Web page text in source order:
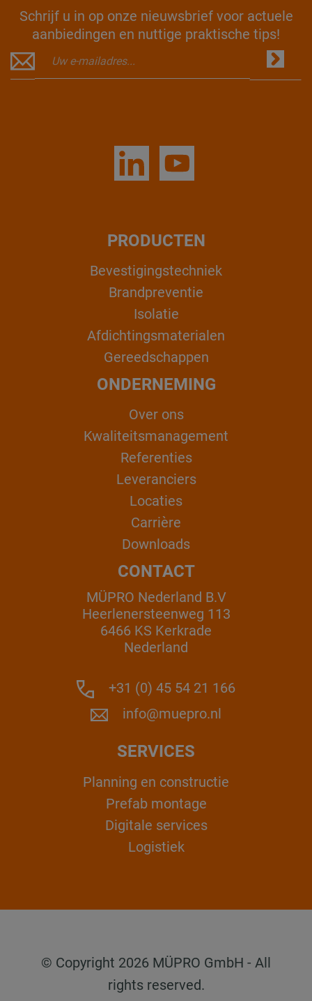
Schrijf u in op onze nieuwsbrief voor actuele
aanbiedingen en nuttige praktische tips!
PRODUCTEN
Bevestigingstechniek
Brandpreventie
Isolatie
Afdichtingsmaterialen
Gereedschappen
ONDERNEMING
Over ons
Kwaliteitsmanagement
Referenties
Leveranciers
Locaties
Carrière
Downloads
CONTACT
MÜPRO Nederland B.V
Heerlenersteenweg 113
6466 KS Kerkrade
Nederland
+31 (0) 45 54 21 166
info@muepro.nl
SERVICES
Planning en constructie
Prefab montage
Digitale services
Logistiek
© Copyright 2026 MÜPRO GmbH - All
rights reserved.